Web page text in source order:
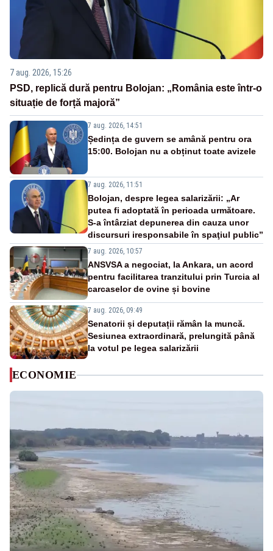
7 aug. 2026, 15:26
PSD, replică dură pentru Bolojan: „România este într-o
situație de forță majoră”
7 aug. 2026, 14:51
Ședința de guvern se amână pentru ora
15:00. Bolojan nu a obținut toate avizele
7 aug. 2026, 11:51
Bolojan, despre legea salarizării: „Ar
putea fi adoptată în perioada următoare.
S-a întârziat depunerea din cauza unor
discursuri iresponsabile în spaţiul public”
7 aug. 2026, 10:57
ANSVSA a negociat, la Ankara, un acord
pentru facilitarea tranzitului prin Turcia al
carcaselor de ovine și bovine
7 aug. 2026, 09:49
Senatorii și deputații rămân la muncă.
Sesiunea extraordinară, prelungită până
la votul pe legea salarizării
ECONOMIE